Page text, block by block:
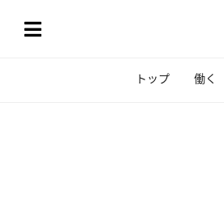
トップ 働く